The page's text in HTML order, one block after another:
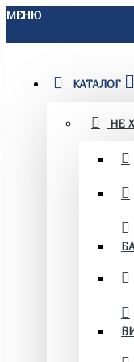
МЕНЮ
КАТАЛОГ
НЕ